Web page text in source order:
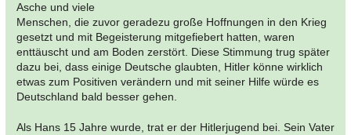
Asche und viele
Menschen, die zuvor geradezu große Hoffnungen in den Krieg
gesetzt und mit Begeisterung mitgefiebert hatten, waren
enttäuscht und am Boden zerstört. Diese Stimmung trug später
dazu bei, dass einige Deutsche glaubten, Hitler könne wirklich
etwas zum Positiven verändern und mit seiner Hilfe würde es
Deutschland bald besser gehen.
Als Hans 15 Jahre wurde, trat er der Hitlerjugend bei. Sein Vater